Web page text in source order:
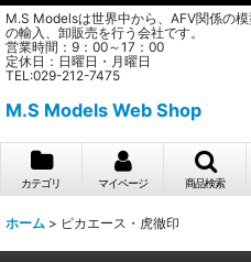
M.S Modelsは世界中から、AFV関係の
の輸入、卸販売を行う会社です。
営業時間：9：00～17：00
定休日：日曜日・月曜日
TEL:029-212-7475
M.S Models Web Shop
カテゴリ マイページ 商品検索
ホーム > ピカエース・虎徹印